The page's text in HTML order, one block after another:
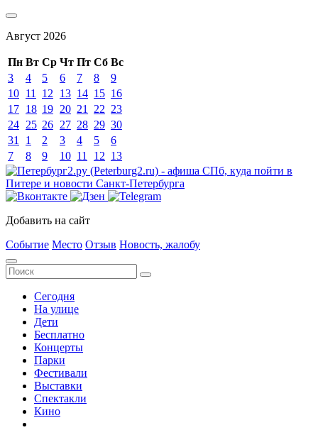
Август 2026
Пн Вт Ср Чт Пт Сб Вс
3
4 5 6 7 8
9
10 11 12 13 14 15 16
17 18 19 20 21 22 23
24 25 26 27 28 29 30
31
1 2 3 4 5
6
7
8 9 10 11 12 13
Добавить на сайт
Событие Место Отзыв Новость, жалобу
Сегодня
На улице
Дети
Бесплатно
Концерты
Парки
Фестивали
Выставки
Спектакли
Кино